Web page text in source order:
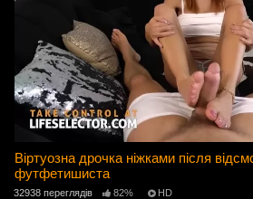
Віртуозна дрочка ніжками після
футфетишиста
32938 переглядів 82% HD